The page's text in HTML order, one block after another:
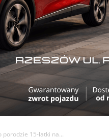
porodzie 15-latki na...